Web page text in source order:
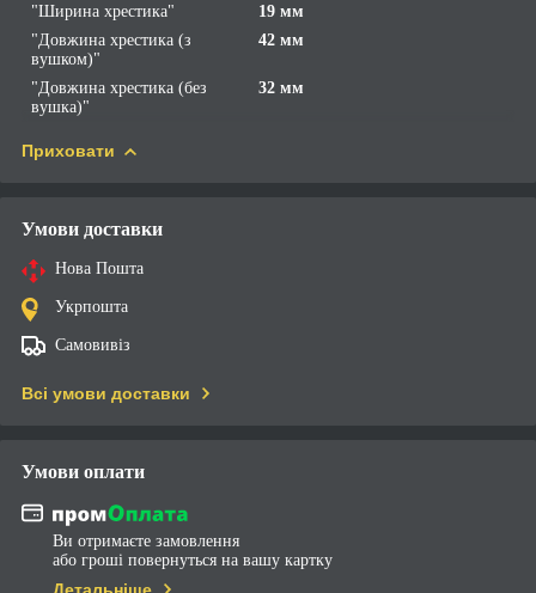
"Ширина хрестика"
19 мм
"Довжина хрестика (з
вушком)"
42 мм
"Довжина хрестика (без
вушка)"
32 мм
Приховати
Умови доставки
Нова Пошта
Укрпошта
Самовивіз
Всі умови доставки
Умови оплати
Ви отримаєте замовлення
або гроші повернуться на вашу картку